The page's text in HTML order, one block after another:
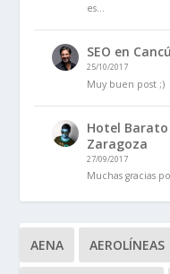
es…
SEO en
25/10/2017
Muy buen post ;)
Hotel
Zaragoza
27/09/2017
Muchas gracias
AENA AEROLÍNEAS